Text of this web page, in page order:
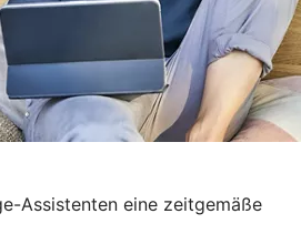
Assistenten eine zeitgemäße